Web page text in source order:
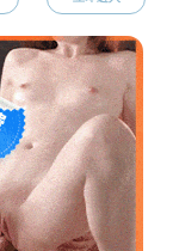
2024年“
关于2024
2024年成